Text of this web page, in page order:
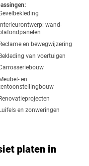
wand-
en bewegwijzering
van voertuigen
en
en zonweringen
platen in